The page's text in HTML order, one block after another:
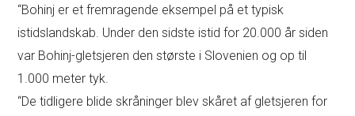
“Bohinj er et fremragende eksempel på et typisk
istidslandskab. Under den sidste istid for 20.000 år siden
var Bohinj-gletsjeren den største i Slovenien og op til
1.000 meter tyk.
“De tidligere blide skråninger blev skåret af gletsjeren for